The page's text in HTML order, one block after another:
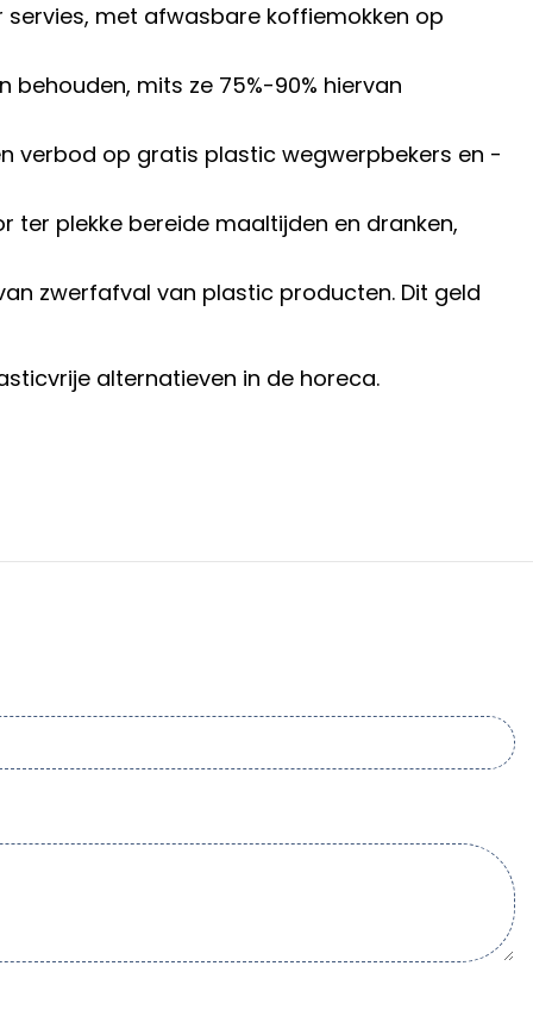
met afwasbare koffiemokken op
mits ze 75%-90% hiervan
verbod op gratis plastic wegwerpbekers en -
ter plekke bereide maaltijden en dranken,
zwerfafval van plastic producten. Dit geld
alternatieven in de horeca.